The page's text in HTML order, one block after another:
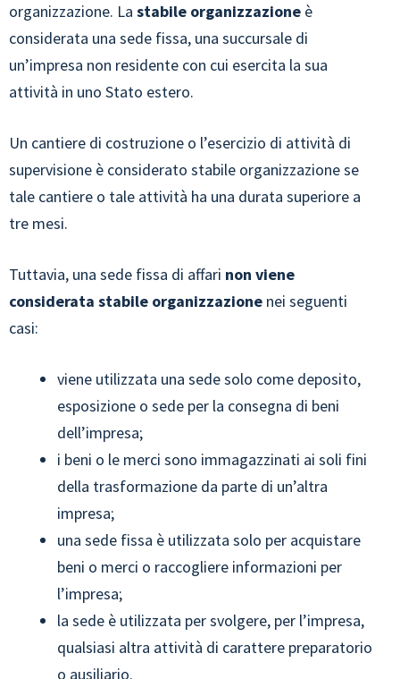
organizzazione. La stabile organizzazione è
considerata una sede fissa, una succursale di
un’impresa non residente con cui esercita la sua
attività in uno Stato estero.
Un cantiere di costruzione o l’esercizio di attività di
supervisione è considerato stabile organizzazione se
tale cantiere o tale attività ha una durata superiore a
tre mesi.
Tuttavia, una sede fissa di affari non viene
considerata stabile organizzazione nei seguenti
casi:
viene utilizzata una sede solo come deposito,
esposizione o sede per la consegna di beni
dell’impresa;
i beni o le merci sono immagazzinati ai soli fini
della trasformazione da parte di un’altra
impresa;
una sede fissa è utilizzata solo per acquistare
beni o merci o raccogliere informazioni per
l’impresa;
la sede è utilizzata per svolgere, per l’impresa,
qualsiasi altra attività di carattere preparatorio
o ausiliario.